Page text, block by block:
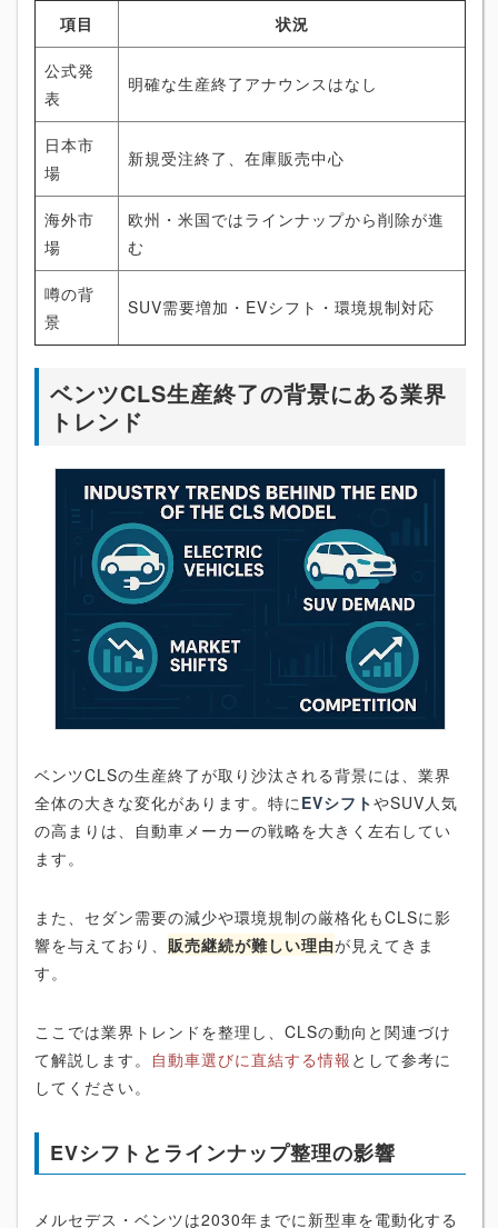
項目 状況
公式発
表
明確な生産終了アナウンスはなし
日本市
場
新規受注終了、在庫販売中心
海外市
場
欧州・米国ではラインナップから削除が進
む
噂の背
景
SUV需要増加・EVシフト・環境規制対応
ベンツCLS生産終了の背景にある業界
トレンド
ベンツCLSの生産終了が取り沙汰される背景には、業界
全体の大きな変化があります。特に EVシフトやSUV人気
の高まりは、自動車メーカーの戦略を大きく左右してい
ます。
また、セダン需要の減少や環境規制の厳格化もCLSに影
響を与えており、 販売継続が難しい理由が見えてきま
す。
ここでは業界トレンドを整理し、CLSの動向と関連づけ
て解説します。 自動車選びに直結する情報 として参考に
してください。
EVシフトとラインナップ整理の影響
メルセデス・ベンツは2030年までに新型車を電動化する